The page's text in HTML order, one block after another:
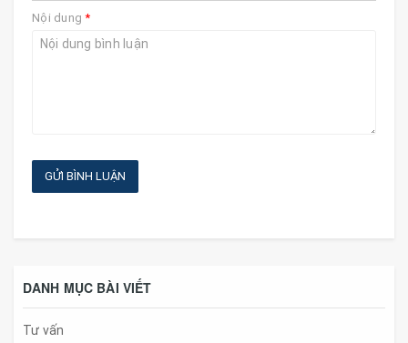
Nội dung*
GỬI BÌNH LUẬN
DANH MỤC BÀI VIẾT
Tư vấn